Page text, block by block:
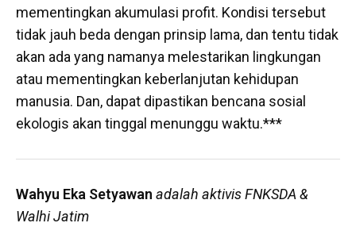
mementingkan akumulasi profit. Kondisi tersebut
tidak jauh beda dengan prinsip lama, dan tentu tidak
akan ada yang namanya melestarikan lingkungan
atau mementingkan keberlanjutan kehidupan
manusia. Dan, dapat dipastikan bencana sosial
ekologis akan tinggal menunggu waktu.***
Wahyu Eka Setyawan adalah aktivis FNKSDA &
Walhi Jatim